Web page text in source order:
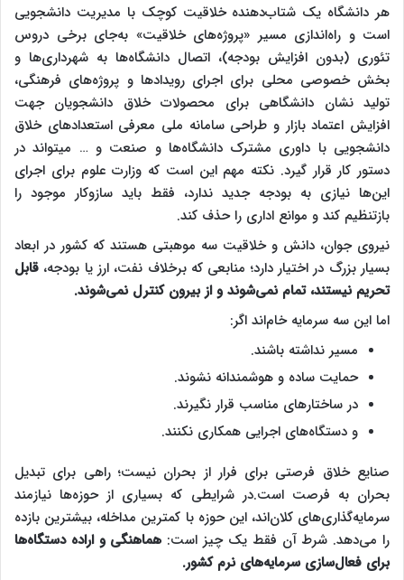
هر دانشگاه یک شتاب‌دهنده خلاقیت کوچک با مدیریت دانشجویی
است و راه‌اندازی مسیر «پروژه‌های خلاقیت» به‌جای برخی دروس
تئوری (بدون افزایش بودجه)، اتصال دانشگاه‌ها به شهرداری‌ها و
بخش خصوصی محلی برای اجرای رویدادها و پروژه‌های فرهنگی،
تولید نشان دانشگاهی برای محصولات خلاق دانشجویان جهت
افزایش اعتماد بازار و طراحی سامانه ملی معرفی استعدادهای خلاق
دانشجویی با داوری مشترک دانشگاه‌ها و صنعت و … می­تواند در
دستور کار قرار گیرد. نکته مهم این است که وزارت علوم برای اجرای
این‌ها نیازی به بودجه جدید ندارد، فقط باید سازوکار موجود را
بازتنظیم کند و موانع اداری را حذف کند.
نیروی جوان، دانش و خلاقیت سه موهبتی هستند که کشور در ابعاد
بسیار بزرگ در اختیار دارد؛ منابعی که برخلاف نفت، ارز یا بودجه، قابل
تحریم نیستند، تمام نمی‌شوند و از بیرون کنترل نمی‌شوند.
اما این سه سرمایه خام‌اند اگر:
مسیر نداشته باشند.
حمایت ساده و هوشمندانه نشوند.
در ساختارهای مناسب قرار نگیرند.
و دستگاه‌های اجرایی همکاری نکنند.
صنایع خلاق فرصتی برای فرار از بحران نیست؛ راهی برای تبدیل
بحران به فرصت است.در شرایطی که بسیاری از حوزه‌ها نیازمند
سرمایه‌گذاری‌های کلان‌اند، این حوزه با کمترین مداخله، بیشترین بازده
را می‌دهد. شرط آن فقط یک چیز است: هماهنگی و اراده دستگاه‌ها
برای فعال‌سازی سرمایه‌های نرم کشور.